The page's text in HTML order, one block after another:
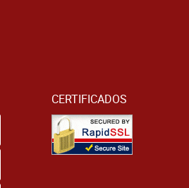
CERTIFICADOS